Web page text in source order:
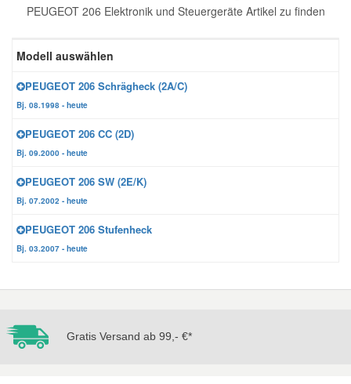
PEUGEOT 206 Elektronik und Steuergeräte Artikel zu finden
Modell auswählen
PEUGEOT 206 Schrägheck (2A/C)
Bj. 08.1998 - heute
PEUGEOT 206 CC (2D)
Bj. 09.2000 - heute
PEUGEOT 206 SW (2E/K)
Bj. 07.2002 - heute
PEUGEOT 206 Stufenheck
Bj. 03.2007 - heute
Gratis Versand ab 99,- €*
Winter-Autozubehör
Hyundai Ersatzteile
Jeep Ersatzteile
Lancia Ersatzteile